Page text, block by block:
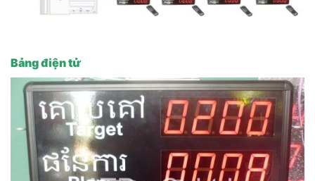
Bảng điện tử